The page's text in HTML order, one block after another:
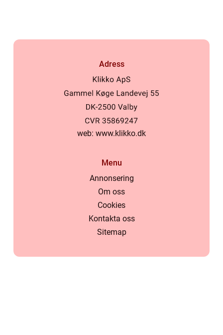
Adress
web: www.klikko.dk
Menu
Annonsering
Om oss
Cookies
Kontakta oss
Sitemap